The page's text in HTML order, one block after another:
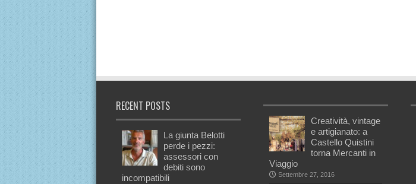
RECENT POSTS
La giunta Belotti
perde i pezzi:
assessori con
debiti sono
incompatibili
Creatività, vintage
e artigianato: a
Castello Quistini
torna Mercanti in
Viaggio
Settembre 27, 2016